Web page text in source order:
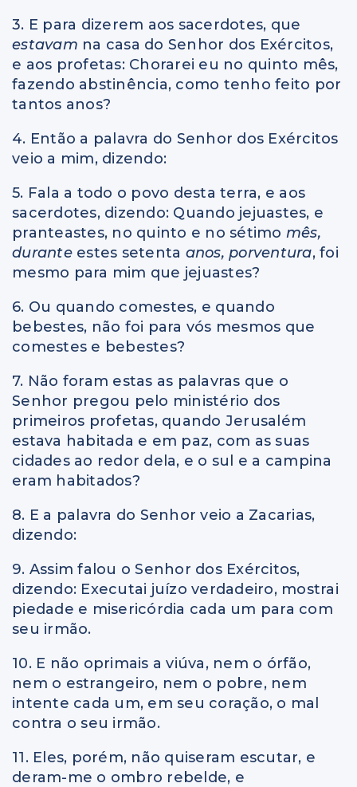
3. E para dizerem aos sacerdotes, que
estavam na casa do Senhor dos Exércitos,
e aos profetas: Chorarei eu no quinto mês,
fazendo abstinência, como tenho feito por
tantos anos?
4. Então a palavra do Senhor dos Exércitos
veio a mim, dizendo:
5. Fala a todo o povo desta terra, e aos
sacerdotes, dizendo: Quando jejuastes, e
pranteastes, no quinto e no sétimo mês,
durante estes setenta anos, porventura, foi
mesmo para mim que jejuastes?
6. Ou quando comestes, e quando
bebestes, não foi para vós mesmos que
comestes e bebestes?
7. Não foram estas as palavras que o
Senhor pregou pelo ministério dos
primeiros profetas, quando Jerusalém
estava habitada e em paz, com as suas
cidades ao redor dela, e o sul e a campina
eram habitados?
8. E a palavra do Senhor veio a Zacarias,
dizendo:
9. Assim falou o Senhor dos Exércitos,
dizendo: Executai juízo verdadeiro, mostrai
piedade e misericórdia cada um para com
seu irmão.
10. E não oprimais a viúva, nem o órfão,
nem o estrangeiro, nem o pobre, nem
intente cada um, em seu coração, o mal
contra o seu irmão.
11. Eles, porém, não quiseram escutar, e
deram-me o ombro rebelde, e